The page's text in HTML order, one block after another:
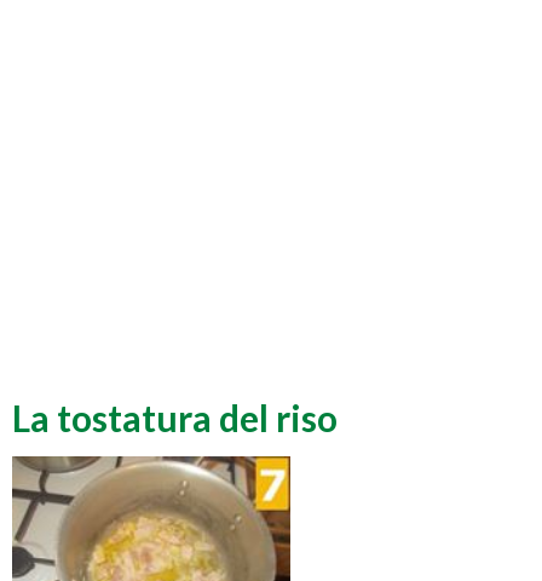
La tostatura del riso